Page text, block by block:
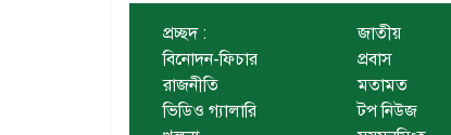
প্রচ্ছদ : জাতীয়
বিনোদন-ফিচার
প্রবাস
রাজনীতি
মতামত
ভিডিও গ্যালারি
টপ নিউজ